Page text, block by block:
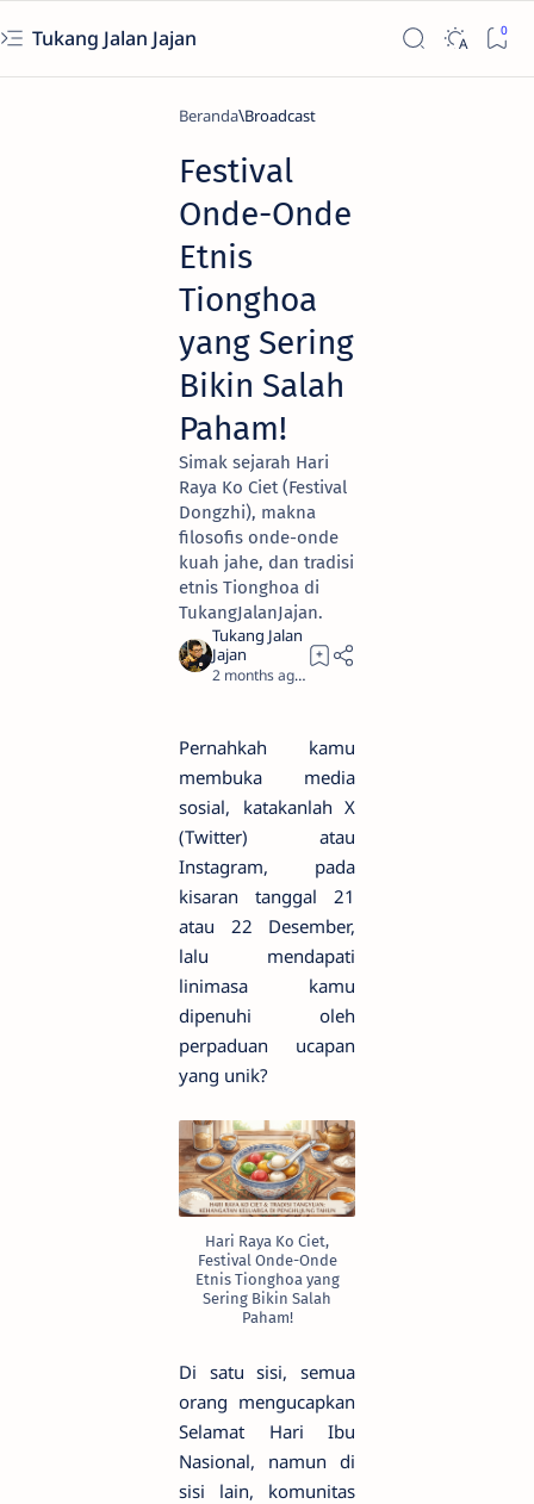
Tukang Jalan Jajan
Beranda Broadcast
Festival
Onde-Onde
Etnis
Tionghoa
yang Sering
Bikin Salah
Paham!
Simak sejarah Hari
Raya Ko Ciet (Festival
Dongzhi), makna
filosofis onde-onde
kuah jahe, dan tradisi
etnis Tionghoa di
TukangJalanJajan.
2 months ago
Pernahkah kamu
membuka media
sosial, katakanlah X
(Twitter) atau
Instagram, pada
kisaran tanggal 21
atau 22 Desember,
lalu mendapati
linimasa kamu
dipenuhi oleh
perpaduan ucapan
yang unik?
Hari Raya Ko Ciet,
Festival Onde-Onde
Etnis Tionghoa yang
Sering Bikin Salah
Paham!
Di satu sisi, semua
orang mengucapkan
Selamat Hari Ibu
Nasional, namun di
sisi lain, komunitas